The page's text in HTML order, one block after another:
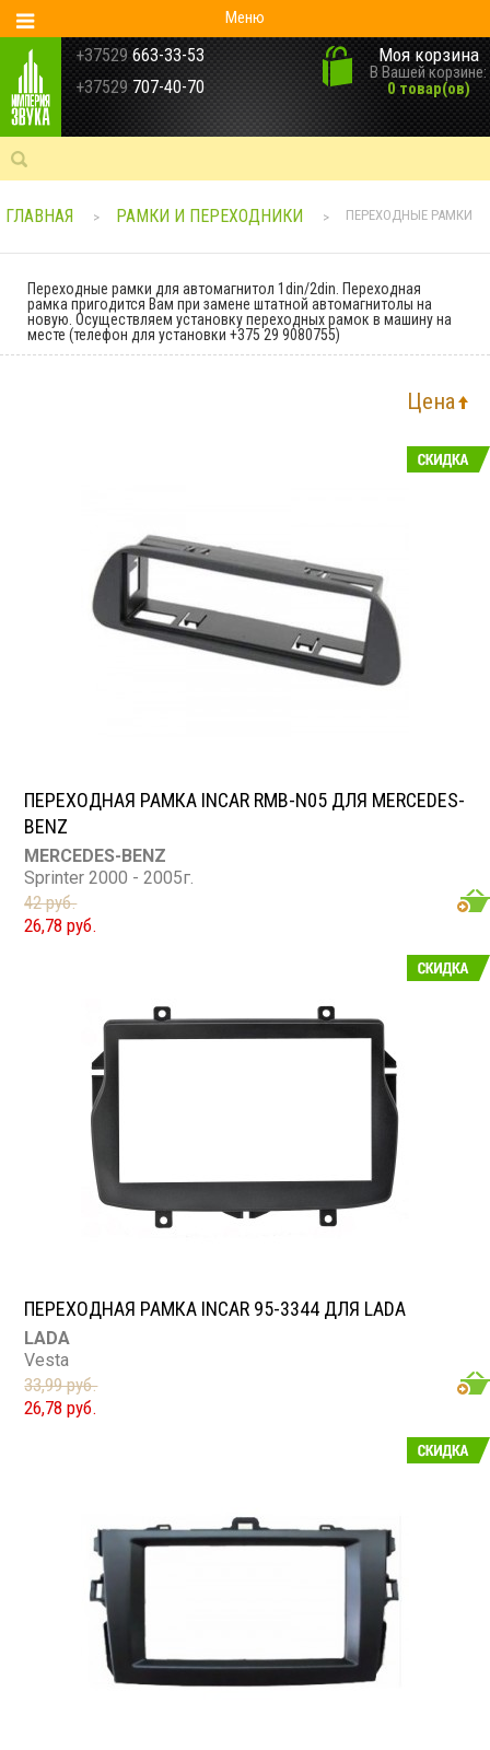
Меню
+37529 663-33-53
+37529 707-40-70
Моя корзина
В Вашей корзине:
0 товар(ов)
ГЛАВНАЯ > РАМКИ И ПЕРЕХОДНИКИ > ПЕРЕХОДНЫЕ РАМКИ
Переходные рамки для автомагнитол 1din/2din. Переходная
рамка пригодится Вам при замене штатной автомагнитолы на
новую. Осуществляем установку переходных рамок в машину на
месте (телефон для установки +375 29 9080755)
Цена
ПЕРЕХОДНАЯ РАМКА INCAR RMB-N05 ДЛЯ MERCEDES-
BENZ
MERCEDES-BENZ
Sprinter 2000 - 2005г.
42 руб.
26,78 руб.
ПЕРЕХОДНАЯ РАМКА INCAR 95-3344 ДЛЯ LADA
LADA
Vesta
33,99 руб.
26,78 руб.